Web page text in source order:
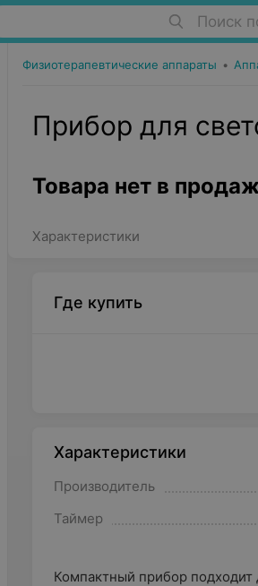
Поиск
Физиотерапевтические аппараты •
Прибор для
Товара нет в
Характеристики
Где купить
Характеристики
Производитель
Таймер
Компактный прибор подходит